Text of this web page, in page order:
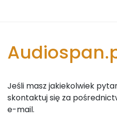
Jeśli masz jakiekolwiek
skontaktuj się za
e-mail.